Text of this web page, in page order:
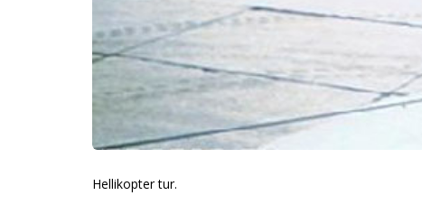
Hellikopter tur.